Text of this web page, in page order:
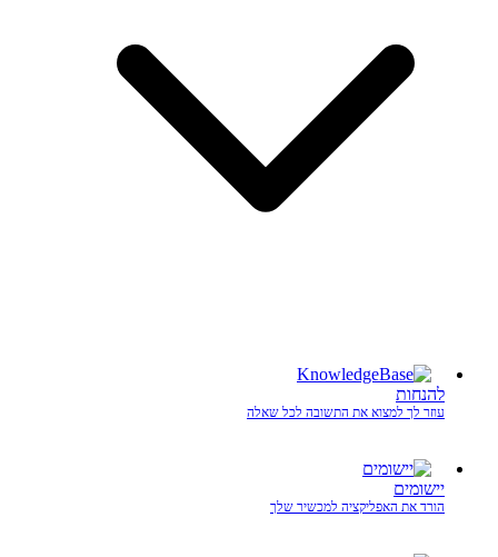
להנחות
עוזר לך למצוא את התשובה לכל שאלה
יישומים
הורד את האפליקציה למכשיר שלך